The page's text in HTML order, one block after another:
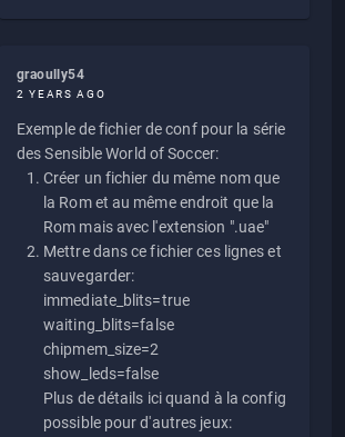
graoully54
2 YEARS AGO
Exemple de fichier de conf pour la série
des Sensible World of Soccer:
Créer un fichier du même nom que
la Rom et au même endroit que la
Rom mais avec l'extension ".uae"
Mettre dans ce fichier ces lignes et
sauvegarder:
immediate_blits=true
waiting_blits=false
chipmem_size=2
show_leds=false
Plus de détails ici quand à la config
possible pour d'autres jeux: